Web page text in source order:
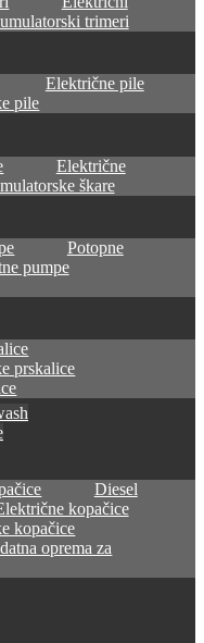
trimeri
Električne pile
pile
Električne
škare
Potopne
pumpe
prskalice
Diesel
kopačice
kopačice
oprema za